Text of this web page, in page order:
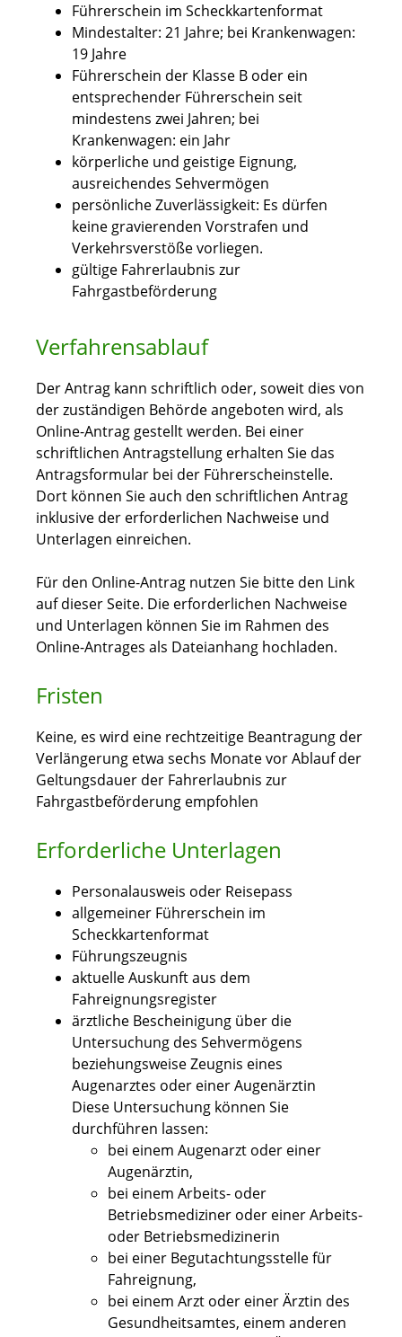
Führerschein im Scheckkartenformat
Mindestalter: 21 Jahre; bei Krankenwagen:
19 Jahre
Führerschein der Klasse B oder ein
entsprechender Führerschein seit
mindestens zwei Jahren; bei
Krankenwagen: ein Jahr
körperliche und geistige Eignung,
ausreichendes Sehvermögen
persönliche Zuverlässigkeit: Es dürfen
keine gravierenden Vorstrafen und
Verkehrsverstöße vorliegen.
gültige Fahrerlaubnis zur
Fahrgastbeförderung
Verfahrensablauf
Der Antrag kann schriftlich oder, soweit dies von
der zuständigen Behörde angeboten wird, als
Online-Antrag gestellt werden. Bei einer
schriftlichen Antragstellung erhalten Sie das
Antragsformular bei der Führerscheinstelle.
Dort können Sie auch den schriftlichen Antrag
inklusive der erforderlichen Nachweise und
Unterlagen einreichen.
Für den Online-Antrag nutzen Sie bitte den Link
auf dieser Seite. Die erforderlichen Nachweise
und Unterlagen können Sie im Rahmen des
Online-Antrages als Dateianhang hochladen.
Fristen
Keine, es wird eine rechtzeitige Beantragung der
Verlängerung etwa sechs Monate vor Ablauf der
Geltungsdauer der Fahrerlaubnis zur
Fahrgastbeförderung empfohlen
Erforderliche Unterlagen
Personalausweis oder Reisepass
allgemeiner Führerschein im
Scheckkartenformat
Führungszeugnis
aktuelle Auskunft aus dem
Fahreignungsregister
ärztliche Bescheinigung über die
Untersuchung des Sehvermögens
beziehungsweise Zeugnis eines
Augenarztes oder einer Augenärztin
Diese Untersuchung können Sie
durchführen lassen:
bei einem Augenarzt oder einer
Augenärztin,
bei einem Arbeits- oder
Betriebsmediziner oder einer Arbeits-
oder Betriebsmedizinerin
bei einer Begutachtungsstelle für
Fahreignung,
bei einem Arzt oder einer Ärztin des
Gesundheitsamtes, einem anderen